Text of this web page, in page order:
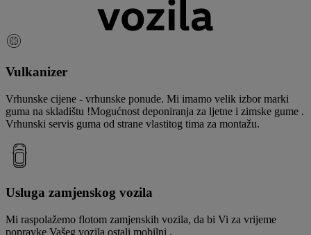
Vulkanizer
Vrhunske cijene - vrhunske ponude. Mi imamo velik izbor marki
guma na skladištu !Mogućnost deponiranja za ljetne i zimske gume .
Vrhunski servis guma od strane vlastitog tima za montažu.
Usluga zamjenskog vozila
Mi raspolažemo flotom zamjenskih vozila, da bi Vi za vrijeme
popravke Vašeg vozila ostali mobilni .